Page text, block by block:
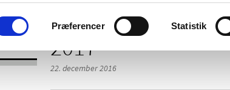
Præferencer Statistik
2017
22. december 2016